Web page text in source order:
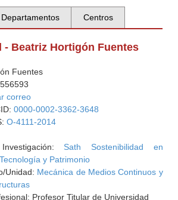
Departamentos Centros
- Beatriz Hortigón Fuentes
Fuentes
correo
0000-0002-3362-3648
O-4111-2014
Sath Sostenibilidad en
y Patrimonio
Unidad: Mecánica de Medios Continuos y
Profesor Titular de Universidad